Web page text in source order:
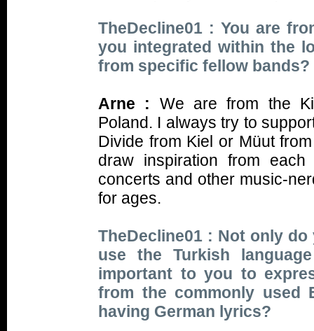
TheDecline01 : You are
you integrated within the
from specific fellow bands?
Arne : We are from the
Poland. I always try to
Divide from Kiel or Müut
draw inspiration from
concerts and other music-
for ages.
TheDecline01 : Not only
use the Turkish
important to you to
from the commonly used
having German lyrics?